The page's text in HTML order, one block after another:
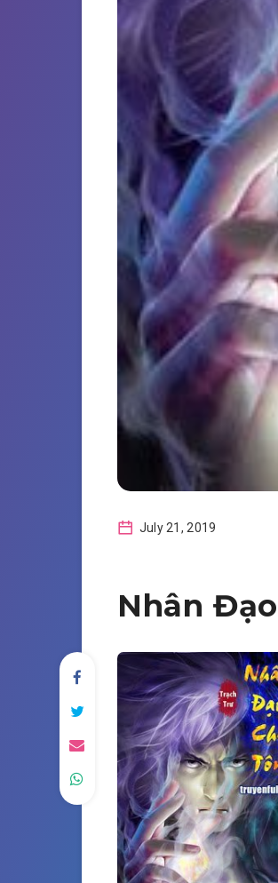
July 21, 2019
Nhân